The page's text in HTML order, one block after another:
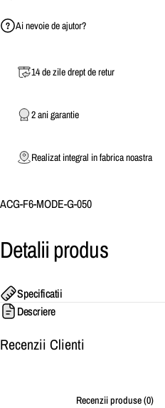
Ai nevoie de ajutor?
14 de zile drept de retur
2 ani garantie
Realizat integral in fabrica noastra
ACG-F6-MODE-G-050
Detalii produs
Specificatii
Descriere
Recenzii Clienti
Recenzii produse (0)